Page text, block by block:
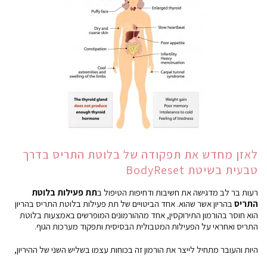
לאזן מחדש את תפקודה של בלוטת התריס בדרך
טבעית בשיטת BodyReset
רעות בר לב מדגישה את חשיבות ודחיפות הטיפול בתתפעילות בלוטת
התריס בהריון אשר שהוא. אחד הביטויים של תת פעילות בלוטת התריס בהריון
הוא חוסר בהורמון התירוקסין, אחד מההורמונים המופרשים באמצעות בלוטת
התריס ואחראי על הפעילות המטבולית הבסיסית ותפקוד מערכות הגוף.
היות והעובר מתחיל לייצר את הורמון זה בכוחות עצמו בשליש השני של ההיריון,